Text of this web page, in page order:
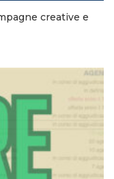
creative e